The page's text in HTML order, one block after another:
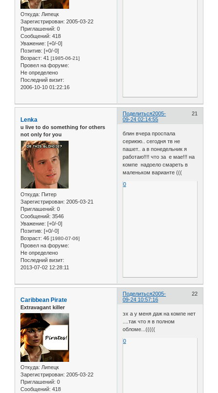
Откуда: Липецк
Зарегистрирован: 2005-03-22
Приглашений: 0
Сообщений: 418
Уважение: [+0/-0]
Позитив: [+0/-0]
Возраст: 41 [1985-06-21]
Провел на форуме:
Не определено
Последний визит:
2006-10-10 01:22:16
Поделиться 21
2005-
09-24 02:14:55
Lenka
u live to do something for others
not only for you
Откуда: Питер
Зарегистрирован: 2005-03-21
Приглашений: 0
Сообщений: 3546
Уважение: [+0/-0]
Позитив: [+0/-0]
Возраст: 46 [1980-07-06]
Провел на форуме:
Не определено
Последний визит:
2013-07-02 12:28:11
блин вчера проспала
сериюю.. сегодня тв не
пашет.. а в понедельник я
работаю!!!! что за е мае!!! на
компе надоело смареть в
маленьком варианте (((
0
Поделиться 22
2005-
09-24 10:57:16
Caribbean Pirate
Extravagant killer
Откуда: Липецк
Зарегистрирован: 2005-03-22
Приглашений: 0
Сообщений: 418
эх а у меня даж на компе нет
....так что я в полном
обломе...(((((
0